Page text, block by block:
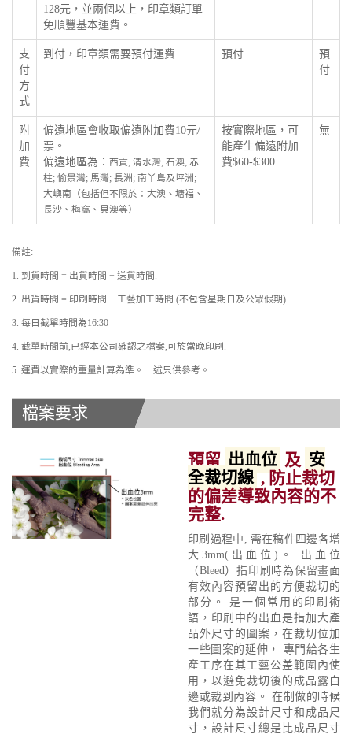
128元，並兩個以上，印章類訂單
免順豐基本運費。
支
付
方
式
到付，印章類需要預付運費 預付
預
付
附
加
費
偏遠地區會收取偏遠附加費10元/
票。
偏遠地區為： 西貢; 清水灣; 石澳; 赤
柱; 愉景灣; 馬灣; 長洲; 南丫島及坪洲;
大嶼南（包括但不限於：大澳、塘福、
長沙、梅窩、貝澳等）
按實際地區，可
能產生偏遠附加
費$60-$300.
無
備註:
1. 到貨時間 = 出貨時間 + 送貨時間.
2. 出貨時間 = 印刷時間 + 工藝加工時間 (不包含星期日及公眾假期).
3. 每日截單時間為16:30
4. 截單時間前,已經本公司確認之檔案,可於當晚印刷.
5. 運費以實際的重量計算為準。上述只供參考。
檔案要求
預留 出血位 及 安
全裁切線, 防止裁切
的偏差導致內容的不
完整.
印刷過程中, 需在稿件四邊各增
大3mm(出血位)。 出血位
（Bleed）指印刷時為保留畫面
有效內容預留出的方便裁切的
部分。 是一個常用的印刷術
語，印刷中的出血是指加大產
品外尺寸的圖案，在裁切位加
一些圖案的延伸， 專門給各生
產工序在其工藝公差範圍內使
用，以避免裁切後的成品露白
邊或裁到內容。 在制做的時候
我們就分為設計尺寸和成品尺
寸，設計尺寸總是比成品尺寸